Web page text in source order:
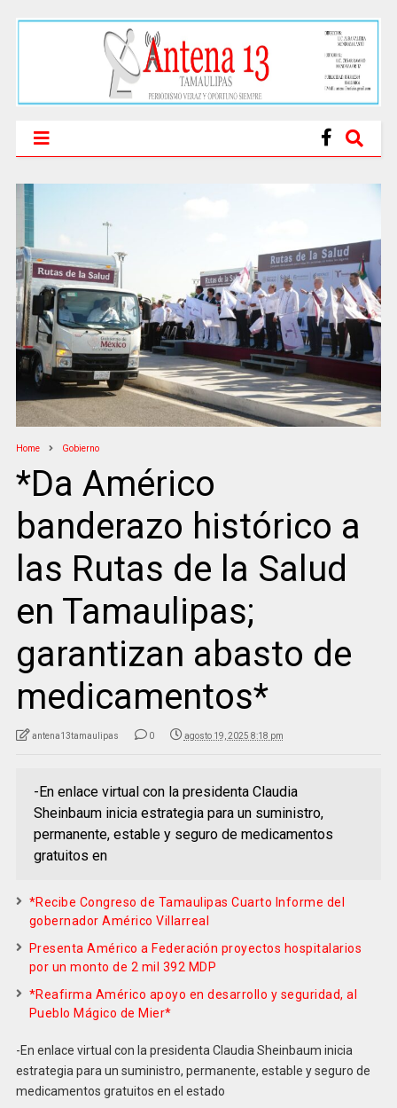
Home Gobierno
*Da Américo
banderazo histórico a
las Rutas de la Salud
en Tamaulipas;
garantizan abasto de
medicamentos*
antena13tamaulipas 0 agosto 19, 2025 8:18 pm
-En enlace virtual con la presidenta Claudia
Sheinbaum inicia estrategia para un suministro,
permanente, estable y seguro de medicamentos
gratuitos en
*Recibe Congreso de Tamaulipas Cuarto Informe del
gobernador Américo Villarreal
Presenta Américo a Federación proyectos hospitalarios
por un monto de 2 mil 392 MDP
*Reafirma Américo apoyo en desarrollo y seguridad, al
Pueblo Mágico de Mier*
-En enlace virtual con la presidenta Claudia Sheinbaum inicia
estrategia para un suministro, permanente, estable y seguro de
medicamentos gratuitos en el estado